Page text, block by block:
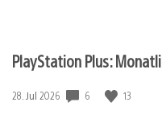
PlayStation Plus:
Veröffentlichungsdatum:
28. Jul 2026 6 13